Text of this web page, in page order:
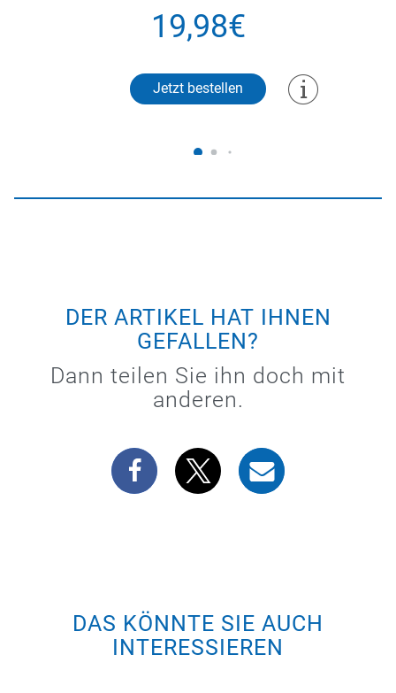
19,98€
Jetzt bestellen
DER ARTIKEL HAT IHNEN
GEFALLEN?
Dann teilen Sie ihn doch mit
anderen.
DAS KÖNNTE SIE AUCH
INTERESSIEREN